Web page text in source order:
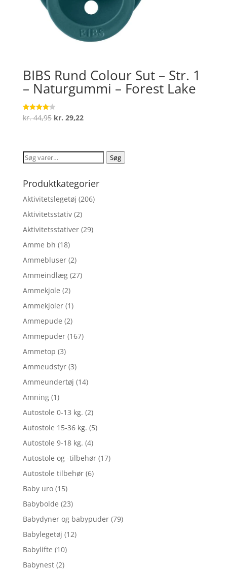
BIBS Rund Colour Sut – Str. 1
– Naturgummi – Forest Lake
Vurderet
4.2
kr.44,95 Den
var:
kr. 44,95.
kr. 29,22Den
er:
kr. 29,22.
Søg
Søg
Produktkategorier
Aktivitetslegetøj (206)
Aktivitetsstativ (2)
Aktivitetsstativer (29)
Amme bh (18)
Ammebluser (2)
Ammeindlæg (27)
Ammekjole (2)
Ammekjoler (1)
Ammepude (2)
Ammepuder (167)
Ammetop (3)
Ammeudstyr (3)
Ammeundertøj (14)
Amning (1)
Autostole 0-13 kg. (2)
Autostole 15-36 kg. (5)
Autostole 9-18 kg. (4)
Autostole og -tilbehør (17)
Autostole tilbehør (6)
Baby uro (15)
Babybolde (23)
Babydyner og babypuder (79)
Babylegetøj (12)
Babylifte (10)
Babynest (2)